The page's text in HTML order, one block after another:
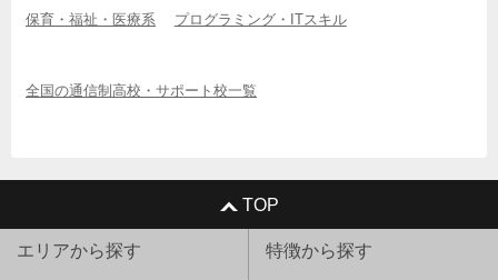
保育・福祉・医療系 プログラミング・ITスキル
全国の通信制高校・サポート校一覧
TOP
エリアから探す 特徴から探す